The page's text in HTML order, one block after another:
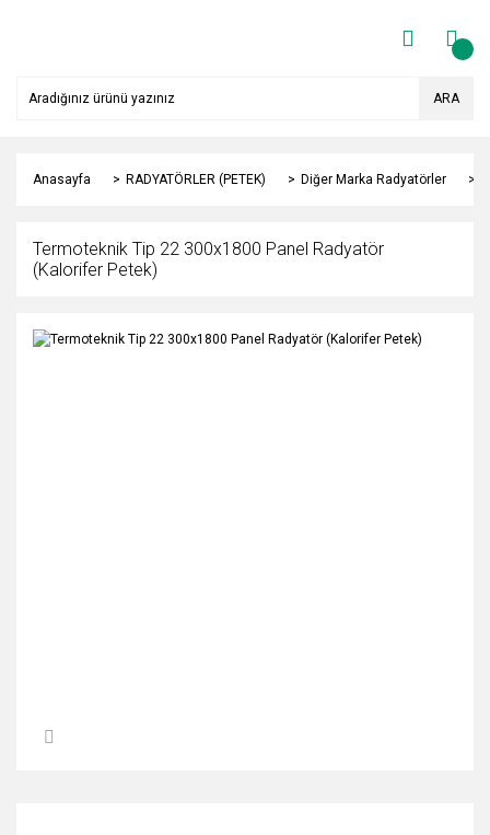
ARA
Anasayfa RADYATÖRLER (PETEK) Diğer Marka Radyatörler
Termoteknik Tip 22 300x1800 Panel Radyatör
(Kalorifer Petek)